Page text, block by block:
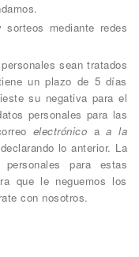
mediante redes
sean tratados
un plazo de 5 días
su negativa para el
personales para las
electrónico aa la
lo anterior. La
para estas
que le neguemos los
con nosotros.